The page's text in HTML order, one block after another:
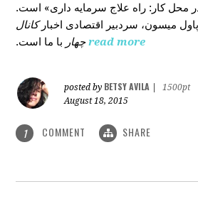
محل کار: راه علاج سرمایه داری» است.
پاول میسون، سردبیر اقتصادی اخبارکانال
چهار با ما است. read more
posted by BETSY AVILA
1500pt
August 18, 2015
1 COMMENT SHARE